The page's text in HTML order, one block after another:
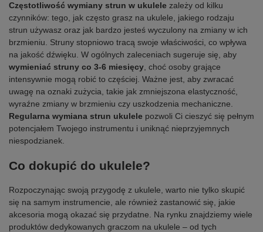
Częstotliwość wymiany strun w ukulele zależy od kilku
czynników: tego, jak często grasz na ukulele, jakiego rodzaju
strun używasz oraz jak bardzo jesteś wyczulony na zmiany w ich
brzmieniu. Struny stopniowo tracą swoje właściwości, co wpływa
na jakość dźwięku. W ogólnych zaleceniach sugeruje się, aby
wymieniać struny co 3-6 miesięcy , choć osoby grające
intensywnie mogą robić to częściej. Ważne jest, aby zwracać
uwagę na oznaki zużycia, takie jak zmniejszona elastyczność,
wyraźne zmiany w brzmieniu czy uszkodzenia mechaniczne.
Regularna wymiana strun ukulele pozwoli Ci cieszyć się pełnym
potencjałem Twojego instrumentu i uniknąć nieprzyjemnych
niespodzianek.
Co dokupić do ukulele?
Rozpoczynając swoją przygodę z ukulele, warto nie tylko skupić
się na samym instrumencie, ale również zastanowić się, jakie
akcesoria mogą okazać się przydatne. Na rynku znajdziemy wiele
produktów dedykowanych graczom na ukulele – od tych